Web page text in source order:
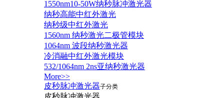
1550nm10-50W纳秒脉冲激光器
纳秒高能中红外激光
纳秒级中红外激光
1560nm 纳秒激光二极管模块
1064nm 波段纳秒激光器
冷消融中红外激光模块
532/1064nm 2ns亚纳秒激光器
More>>
皮秒脉冲激光器子分类
皮秒脉冲激光器